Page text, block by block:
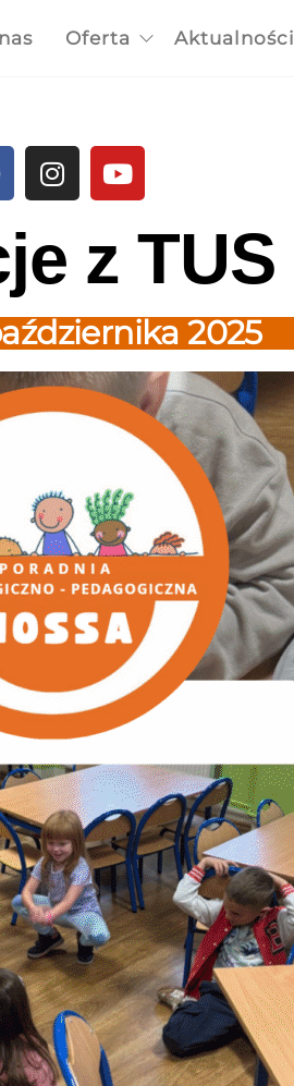
Oferta Aktualności
z TUS
2025